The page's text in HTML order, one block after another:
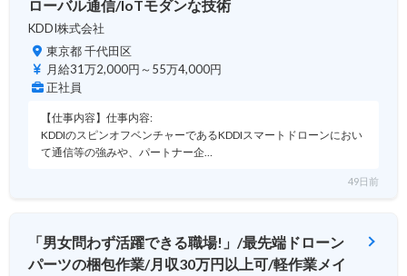
ローバル通信/IoTモダンな技術
KDDI株式会社
東京都 千代田区
月給31万2,000円～55万4,000円
正社員
【仕事内容】仕事内容:
KDDIのスピンオフベンチャーであるKDDIスマートドローンにおい
て通信等の強みや、パートナー企…
49日前
「男女問わず活躍できる職場!」/最先端ドローン
パーツの梱包作業/月収30万円以上可/軽作業メイ